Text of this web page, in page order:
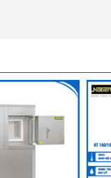
gọn, HT 128/16 là
thí nghiệm,
còn mang tới rất
lít. Nhiệt độ làm
mang tới một